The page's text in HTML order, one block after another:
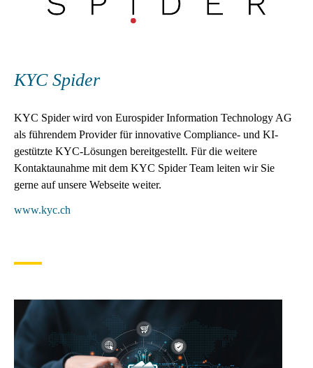
KYC Spider
KYC Spider wird von Eurospider Information Technology AG
als führendem Provider für innovative Compliance- und KI-
gestützte KYC-Lösungen bereitgestellt. Für die weitere
Kontaktaunahme mit dem KYC Spider Team leiten wir Sie
gerne auf unsere Webseite weiter.
www.kyc.ch